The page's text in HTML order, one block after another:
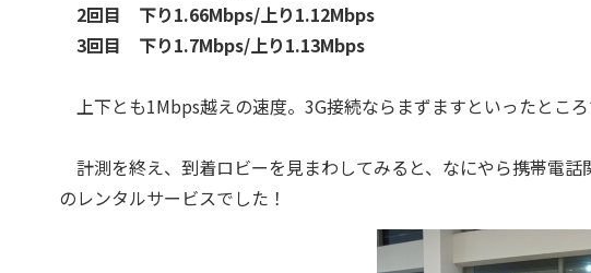
2回目 下り1.66Mbps/上り1.12Mbps
3回目 下り1.7Mbps/上り1.13Mbps
上下とも1Mbps越えの速度。3G接続ならまずますといったところ
計測を終え、到着ロビーを見まわしてみると、なにやら携帯電
のレンタルサービスでした！